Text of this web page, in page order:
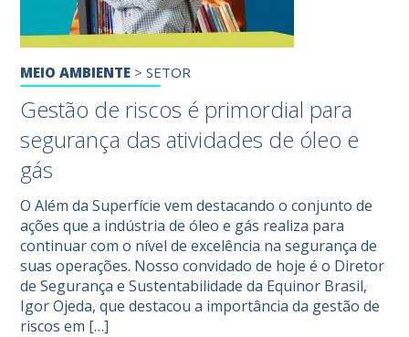
MEIO AMBIENTE >SETOR
Gestão de riscos é primordial para
segurança das atividades de óleo e
gás
O Além da Superfície vem destacando o conjunto de
ações que a indústria de óleo e gás realiza para
continuar com o nível de excelência na segurança de
suas operações. Nosso convidado de hoje é o Diretor
de Segurança e Sustentabilidade da Equinor Brasil,
Igor Ojeda, que destacou a importância da gestão de
riscos em […]